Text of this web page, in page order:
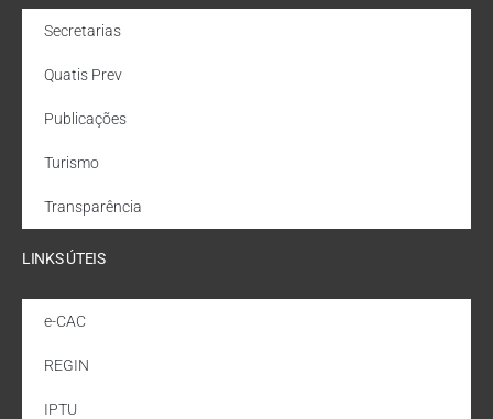
Secretarias
Quatis Prev
Publicações
Turismo
Transparência
LINKS ÚTEIS
e-CAC
REGIN
IPTU